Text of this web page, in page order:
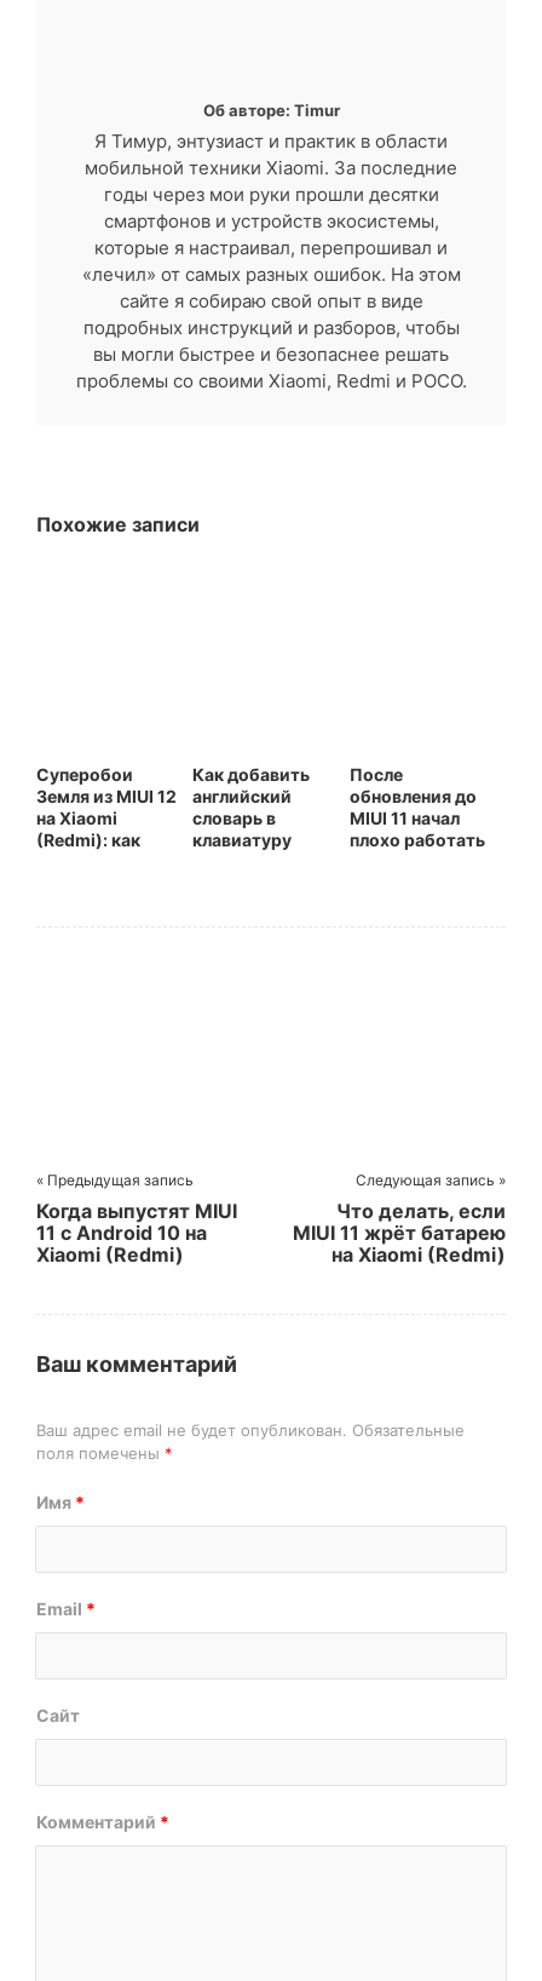
Об авторе: Timur
Я Тимур, энтузиаст и практик в области
мобильной техники Xiaomi. За последние
годы через мои руки прошли десятки
смартфонов и устройств экосистемы,
которые я настраивал, перепрошивал и
«лечил» от самых разных ошибок. На этом
сайте я собираю свой опыт в виде
подробных инструкций и разборов, чтобы
вы могли быстрее и безопаснее решать
проблемы со своими Xiaomi, Redmi и POCO.
Похожие записи
Суперобои
Земля из MIUI 12
на Xiaomi
(Redmi): как
Как добавить
английский
словарь в
клавиатуру
(Redmi)
После
обновления до
MIUI 11 начал
плохо работать
« Предыдущая запись
Когда выпустят MIUI
11 с Android 10 на
Xiaomi (Redmi)
Следующая запись »
Что делать, если
MIUI 11 жрёт батарею
на Xiaomi (Redmi)
Ваш комментарий
Ваш адрес email не будет опубликован. Обязательные
поля помечены *
Имя *
Email *
Сайт
Комментарий *